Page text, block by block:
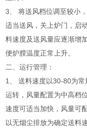
3、 将送风档位调至较小
适当送风，关上炉门，启
料速度及送风量应逐渐增
便炉膛温度正常上升。
二、运行管理：
1、 送料速度以30-80为
运转，风量配置为中高档
速度可适当加快，风量可
以无烟尘排放为确定送料